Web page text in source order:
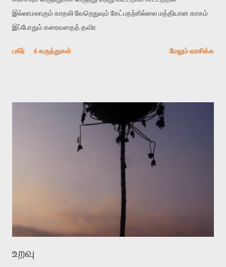
இல்லாமலாகும் காதலி வேறெதுவும் கேட்பதற்கில்லை மத்தியான காகம்
இப்போதும் கரைவதைத் தவிர
பகிர் 6 கருத்துகள் மேலும் வாசிக்க
உறவு